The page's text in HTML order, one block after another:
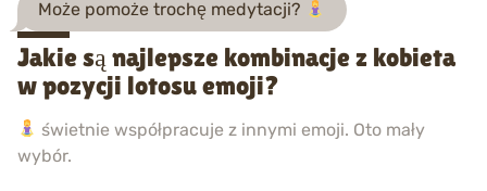
Może pomoże trochę medytacji?
Jakie są najlepsze kombinacje z kobieta
w pozycji lotosu emoji?
świetnie współpracuje z innymi emoji. Oto mały
wybór.